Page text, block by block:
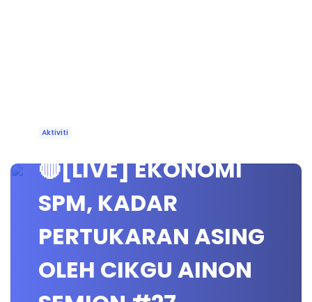
Aktiviti
🔴[LIVE] EKONOMI
SPM, KADAR
PERTUKARAN ASING
OLEH CIKGU AINON